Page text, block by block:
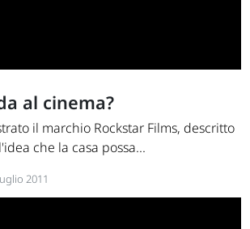
al cinema?
il marchio Rockstar Films, descritto
che la casa possa...
2011